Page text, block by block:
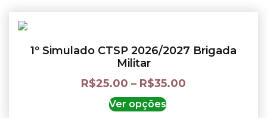
1º Simulado CTSP 2026/2027 Brigada
Militar
R$25.00 – R$35.00
Ver opções